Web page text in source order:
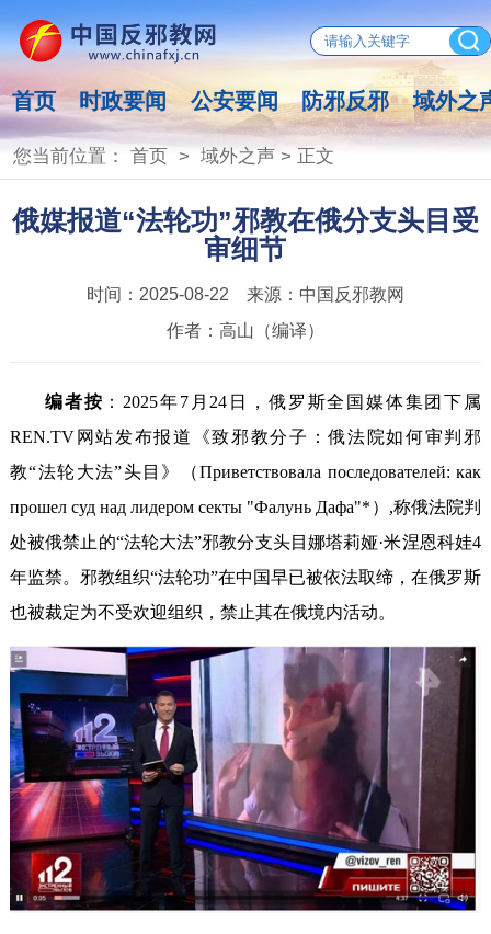
首页 时政要闻 公安要闻 防邪反邪 域外之
您当前位置： 首页> 域外之声> 正文
俄媒报道“法轮功”邪教在俄分支头目受
审细节
时间： 2025-08-22 来源： 中国反邪教网
作者： 高山（编译）
编者按 ：2025年7月24日，俄罗斯全国媒体集团下属
REN.TV网站发布报道《致邪教分子：俄法院如何审判邪
教“法轮大法”头目》（Приветствовала последователей: как
прошел суд над лидером секты "Фалунь Дафа"*）,称俄法院判
处被俄禁止的“法轮大法”邪教分支头目娜塔莉娅·米涅恩科娃4
年监禁。邪教组织“法轮功”在中国早已被依法取缔，在俄罗斯
也被裁定为不受欢迎组织，禁止其在俄境内活动。